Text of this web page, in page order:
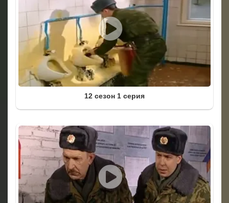
12 сезон 1 серия